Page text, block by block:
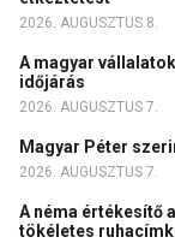
2026. AUGUSZTUS 8.
A magyar
időjárás
2026. AUGUSZTUS 7.
Magyar Péter
2026. AUGUSZTUS 7.
A néma értékesítő
tökéletes